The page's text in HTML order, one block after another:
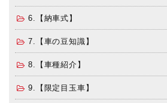
6.【納車式】
7.【車の豆知識】
8.【車種紹介】
9.【限定目玉車】